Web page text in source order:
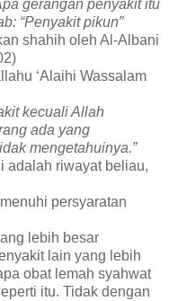
gerangan penyakit itu
“Penyakit pikun”
shahih oleh Al-Albani
‘Alaihi Wassalam
kecuali Allah
ada yang
mengetahuinya.”
adalah riwayat beliau,
persyaratan
lebih besar
lain yang lebih
obat lemah syahwat
itu. Tidak dengan